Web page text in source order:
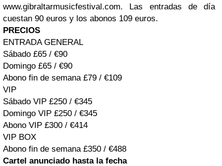
www.gibraltarmusicfestival.com. Las entradas de día
cuestan 90 euros y los abonos 109 euros.
PRECIOS
ENTRADA GENERAL
Sábado £65 / €90
Domingo £65 / €90
Abono fin de semana £79 / €109
VIP
Sábado VIP £250 / €345
Domingo VIP £250 / €345
Abono VIP £300 / €414
VIP BOX
Abono fin de semana £350 / €488
Cartel anunciado hasta la fecha